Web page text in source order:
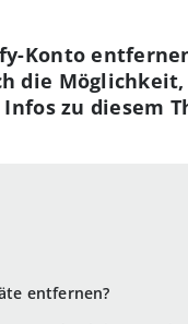
entfernen?
Konto
die
zu diesem